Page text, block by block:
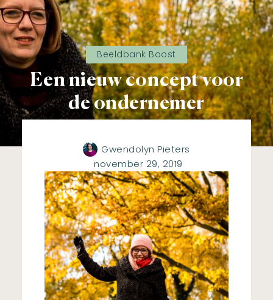
Beeldbank Boost
Een nieuw concept voor
de ondernemer
Gwendolyn Pieters
november 29, 2019